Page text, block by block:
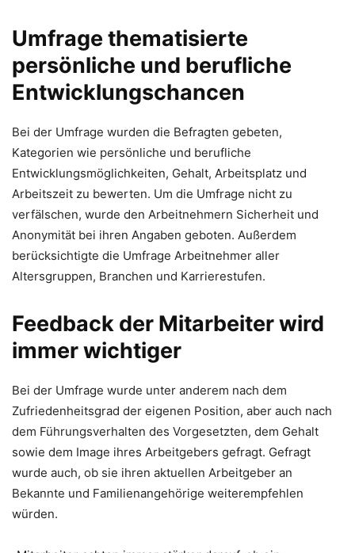
Umfrage thematisierte
persönliche und berufliche
Entwicklungschancen
Bei der Umfrage wurden die Befragten gebeten,
Kategorien wie persönliche und berufliche
Entwicklungsmöglichkeiten, Gehalt, Arbeitsplatz und
Arbeitszeit zu bewerten. Um die Umfrage nicht zu
verfälschen, wurde den Arbeitnehmern Sicherheit und
Anonymität bei ihren Angaben geboten. Außerdem
berücksichtigte die Umfrage Arbeitnehmer aller
Altersgruppen, Branchen und Karrierestufen.
Feedback der Mitarbeiter wird
immer wichtiger
Bei der Umfrage wurde unter anderem nach dem
Zufriedenheitsgrad der eigenen Position, aber auch nach
dem Führungsverhalten des Vorgesetzten, dem Gehalt
sowie dem Image ihres Arbeitgebers gefragt. Gefragt
wurde auch, ob sie ihren aktuellen Arbeitgeber an
Bekannte und Familienangehörige weiterempfehlen
würden.